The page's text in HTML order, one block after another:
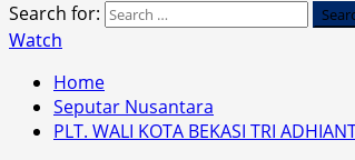
Search for:
Watch
Home
Seputar Nusantara
PLT. WALI KOTA BEKASI TRI